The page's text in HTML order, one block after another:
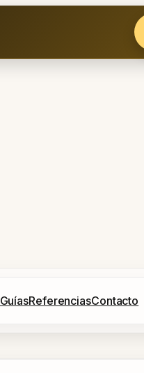
GuíasReferenciasContacto